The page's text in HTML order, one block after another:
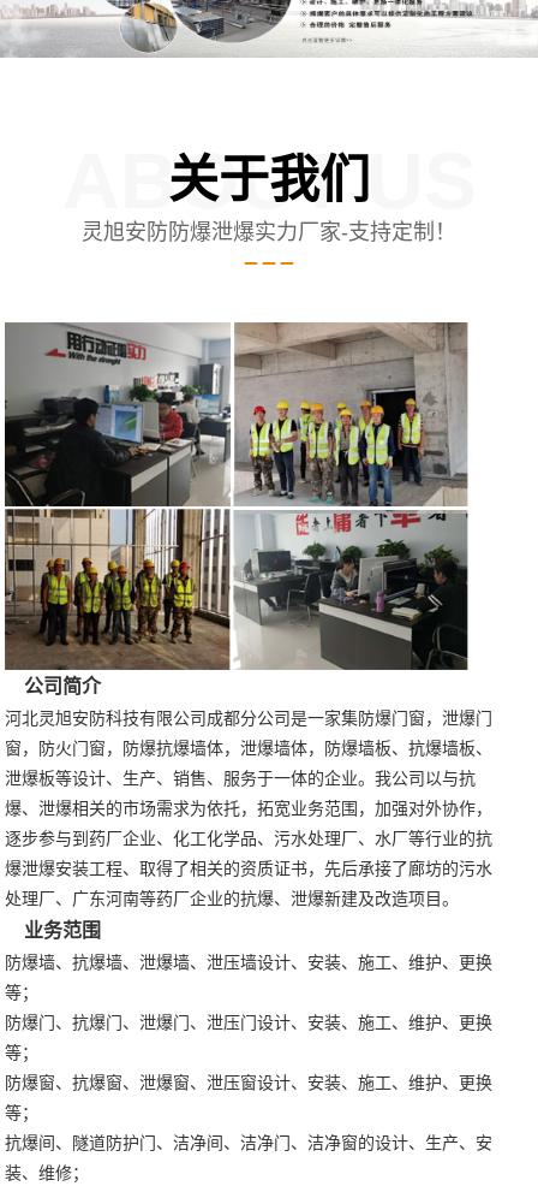
关于我们
ABOUT US
灵旭安防防爆泄爆实力厂家-支持定制！
公司简介
河北灵旭安防科技有限公司成都分公司是一家集防爆门窗，泄爆门
窗，防火门窗，防爆抗爆墙体，泄爆墙体，防爆墙板、抗爆墙板、
泄爆板等设计、生产、销售、服务于一体的企业。我公司以与抗
爆、泄爆相关的市场需求为依托，拓宽业务范围，加强对外协作，
逐步参与到药厂企业、化工化学品、污水处理厂、水厂等行业的抗
爆泄爆安装工程、取得了相关的资质证书，先后承接了廊坊的污水
处理厂、广东河南等药厂企业的抗爆、泄爆新建及改造项目。
业务范围
防爆墙、抗爆墙、泄爆墙、泄压墙设计、安装、施工、维护、更换
等；
防爆门、抗爆门、泄爆门、泄压门设计、安装、施工、维护、更换
等；
防爆窗、抗爆窗、泄爆窗、泄压窗设计、安装、施工、维护、更换
等；
抗爆间、隧道防护门、洁净间、洁净门、洁净窗的设计、生产、安
装、维修；